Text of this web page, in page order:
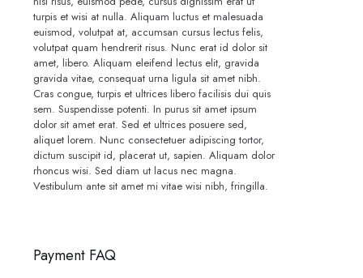
turpis et wisi at nulla. Aliquam luctus et malesuada
euismod, volutpat at, accumsan cursus lectus felis,
volutpat quam hendrerit risus. Nunc erat id dolor sit
amet, libero. Aliquam eleifend lectus elit, gravida
gravida vitae, consequat urna ligula sit amet nibh.
Cras congue, turpis et ultrices libero facilisis dui quis
sem. Suspendisse potenti. In purus sit amet ipsum
dolor sit amet erat. Sed et ultrices posuere sed,
aliquet lorem. Nunc consectetuer adipiscing tortor,
dictum suscipit id, placerat ut, sapien. Aliquam dolor
rhoncus wisi. Sed diam ut lacus nec magna.
Vestibulum ante sit amet mi vitae wisi nibh, fringilla.
Payment FAQ